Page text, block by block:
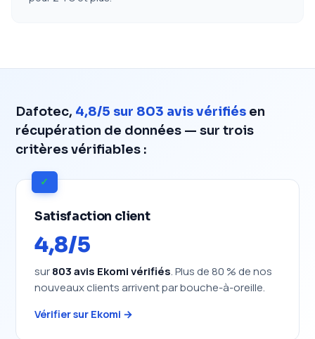
Dafotec, 4,8/5 sur 803 avis vérifiés en
récupération de données — sur trois
critères vérifiables :
✓
Satisfaction client
4,8/5
sur803 avis Ekomi vérifiés. Plus de 80 % de nos
nouveaux clients arrivent par bouche-à-oreille.
Vérifier sur Ekomi →